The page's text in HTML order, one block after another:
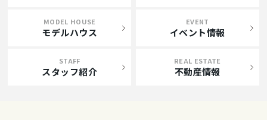
MODEL HOUSE
モデルハウス
EVENT
イベント情報
STAFF
スタッフ紹介
REAL ESTATE
不動産情報